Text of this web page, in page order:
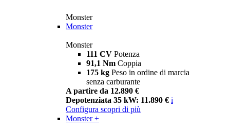
Monster
Monster
Monster
111 CV Potenza
91,1 Nm Coppia
175 kg Peso in ordine di marcia
senza carburante
A partire da 12.890 €
Depotenziata 35 kW: 11.890 € i
Configura scopri di più
Monster +